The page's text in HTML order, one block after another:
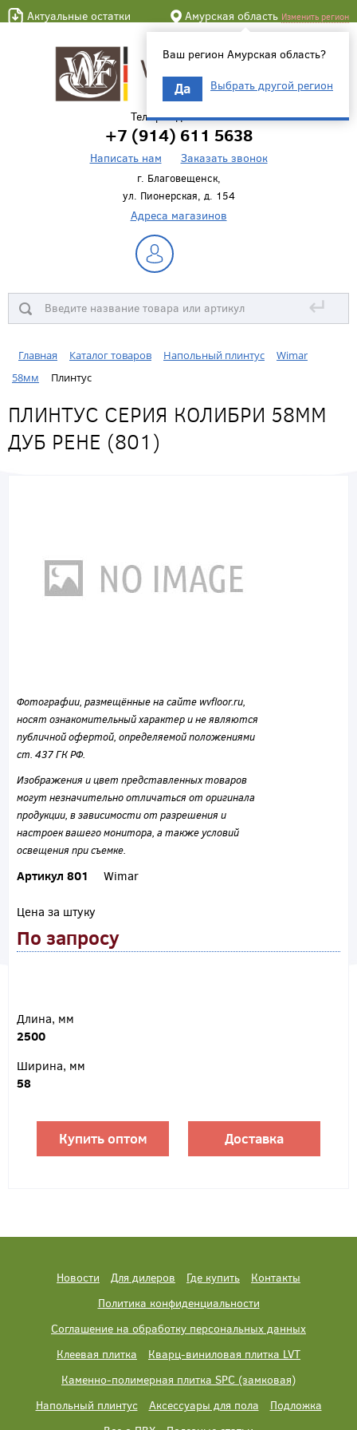
Актуальные остатки Амурская область Изменить регион
Ваш регион Амурская область?
Да Выбрать другой регион
Телефон для связи
+7 (914) 611 5638
Написать нам Заказать звонок
г. Благовещенск,
ул. Пионерская, д. 154
Адреса магазинов
↵
Главная Каталог товаров Напольный плинтус
Wimar
58мм
Плинтус
ПЛИНТУС СЕРИЯ КОЛИБРИ 58ММ
ДУБ РЕНЕ (801)
Фотографии, размещённые на сайте wvfloor.ru,
носят ознакомительный характер и не являются
публичной офертой, определяемой положениями
ст. 437 ГК РФ.
Изображения и цвет представленных товаров
могут незначительно отличаться от оригинала
продукции, в зависимости от разрешения и
настроек вашего монитора, а также условий
освещения при съемке.
Артикул 801 Wimar
Цена за штуку
По запросу
Длина, мм
2500
Ширина, мм
58
Купить оптом Доставка
Новости Для дилеров Где купить
Контакты
Политика конфиденциальности
Соглашение на обработку персональных данных
Клеевая плитка
Кварц-виниловая плитка LVT
Каменно-полимерная плитка SPC (замковая)
Напольный плинтус
Аксессуары для пола
Подложка